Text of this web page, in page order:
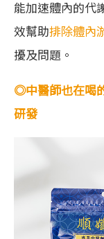
能加速體內的代
效幫助排除體內
擾及問題。
◎中醫師也在喝
研發